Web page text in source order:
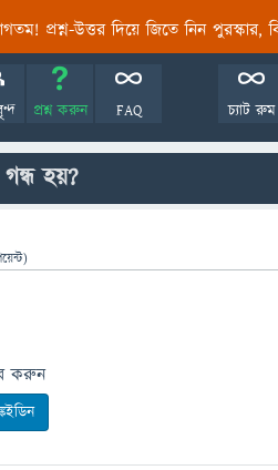
প্রশ্ন-উত্তর দিয়ে জিতে নিন পুরস্কার,
প্রশ্ন করুন FAQ চ্যাট রুম
হয়?
করুন